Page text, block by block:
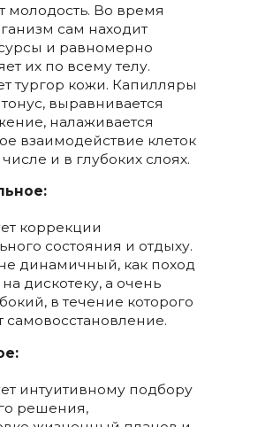
молодость. Во время
сам находит
и равномерно
их по всему телу.
тургор кожи. Капилляры
выравнивается
налаживается
взаимодействие клеток
и в глубоких слоях.
коррекции
состояния и отдыху.
динамичный, как поход
дискотеку, а очень
в течение которого
самовосстановление.
интуитивному подбору
решения,